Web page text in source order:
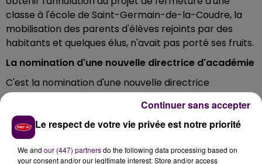
classe à l'école de Saint-Germain-de-la-Coudre, la
mobilisation des parents d'élèves rejoints par des
habitants et quelques élus, n'avait pas porté ses fruits.
La nomination d'une nouvelle directrice d'académie
C'est la nomination d'une nouvelle directrice
d'académie dans l'Orne qui a débloqué les choses :
"Madame Moncada a étudié avec attention notre
situation et a décidé de revenir sur la décision de
Monsieur Lacan"
paroles des parents ce mardi 20 juin,"et ce, sans
Le respect de votre vie privée est notre priorité
We and our (447) partnersdo the following data processing based on
your consent and/or our legitimate interest: Store and/or access
Continuer sans accepter